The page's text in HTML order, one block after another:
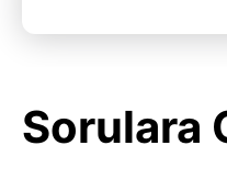
Sorulara